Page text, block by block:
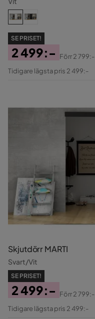
SE PRISET!
Pris
2 499:-
Original
Förr2 799:-
Tidigare lägsta pris 2 499:-
Skjutdörr MARTI
Svart/Vit
SE PRISET!
Pris
2 499:-
Original
Förr2 799:-
Tidigare lägsta pris 2 499:-